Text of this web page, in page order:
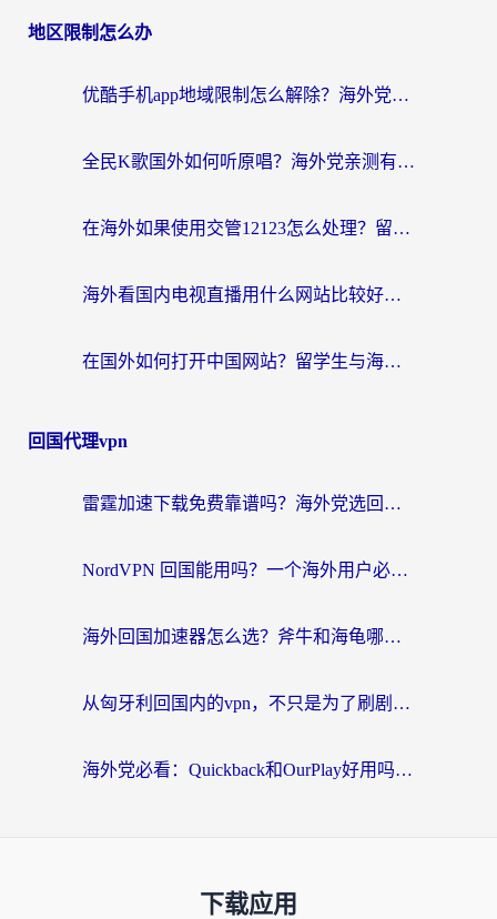
地区限制怎么办
优酷手机app地域限制怎么解除？海外党亲测有效的追剧方案
全民K歌国外如何听原唱？海外党亲测有效的回国加速器选择指南
在海外如果使用交管12123怎么处理？留学生亲测有效的回国加速方案
海外看国内电视直播用什么网站比较好？一篇解决你所有追剧难题的实用指南
在国外如何打开中国网站？留学生与海外华人的无缝访问指南
回国代理vpn
雷霆加速下载免费靠谱吗？海外党选回国加速器的避坑指南（附热门工具对比）
NordVPN 回国能用吗？一个海外用户必须面对的真实困境
海外回国加速器怎么选？斧牛和海龟哪个好？一篇帮你避开坑的实用指南
从匈牙利回国内的vpn，不只是为了刷剧那么简单
海外党必看：Quickback和OurPlay好用吗？3分钟选对回国加速器，无缝刷剧玩游戏
下载应用